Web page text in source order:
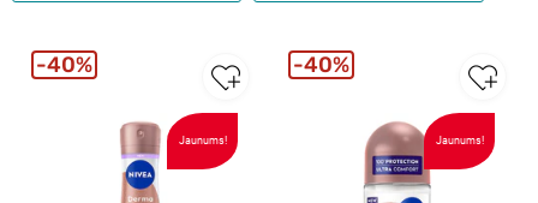
Jaunums!
40%
Jaunums!
40%